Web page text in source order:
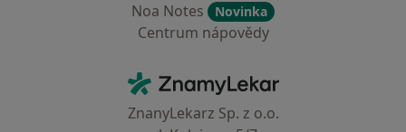
Noa Notes
Novinka
Centrum nápovědy
ZnamyLekar - Hlavní stránka
ZnanyLekarz Sp. z o.o.